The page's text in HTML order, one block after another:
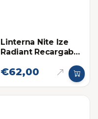
Linterna Nite Ize
Radiant Recargable
Ajustable
€62,00